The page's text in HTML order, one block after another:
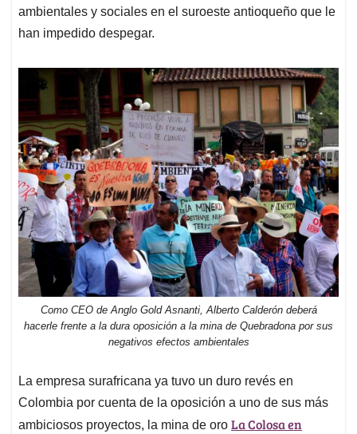
ambientales y sociales en el suroeste antioqueño que le
han impedido despegar.
Como CEO de Anglo Gold Asnanti, Alberto Calderón deberá
hacerle frente a la dura oposición a la mina de Quebradona por sus
negativos efectos ambientales
La empresa surafricana ya tuvo un duro revés en
Colombia por cuenta de la oposición a uno de sus más
ambiciosos proyectos, la mina de oro La Colosa en